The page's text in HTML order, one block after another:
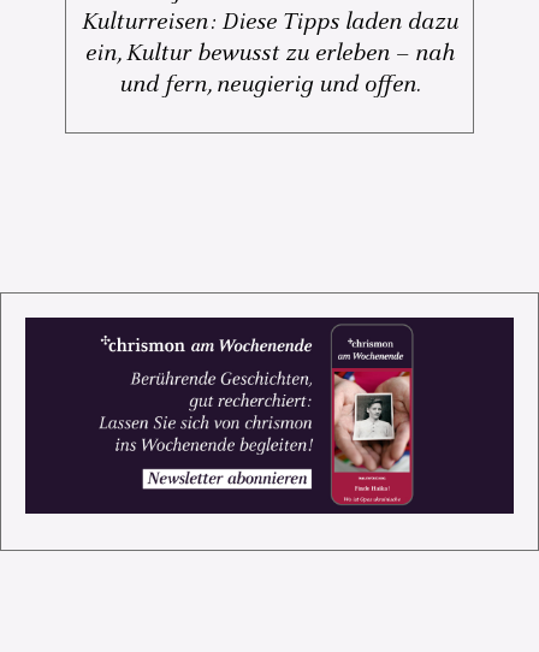
Kulturreisen: Diese Tipps laden dazu
ein, Kultur bewusst zu erleben – nah
und fern, neugierig und offen.